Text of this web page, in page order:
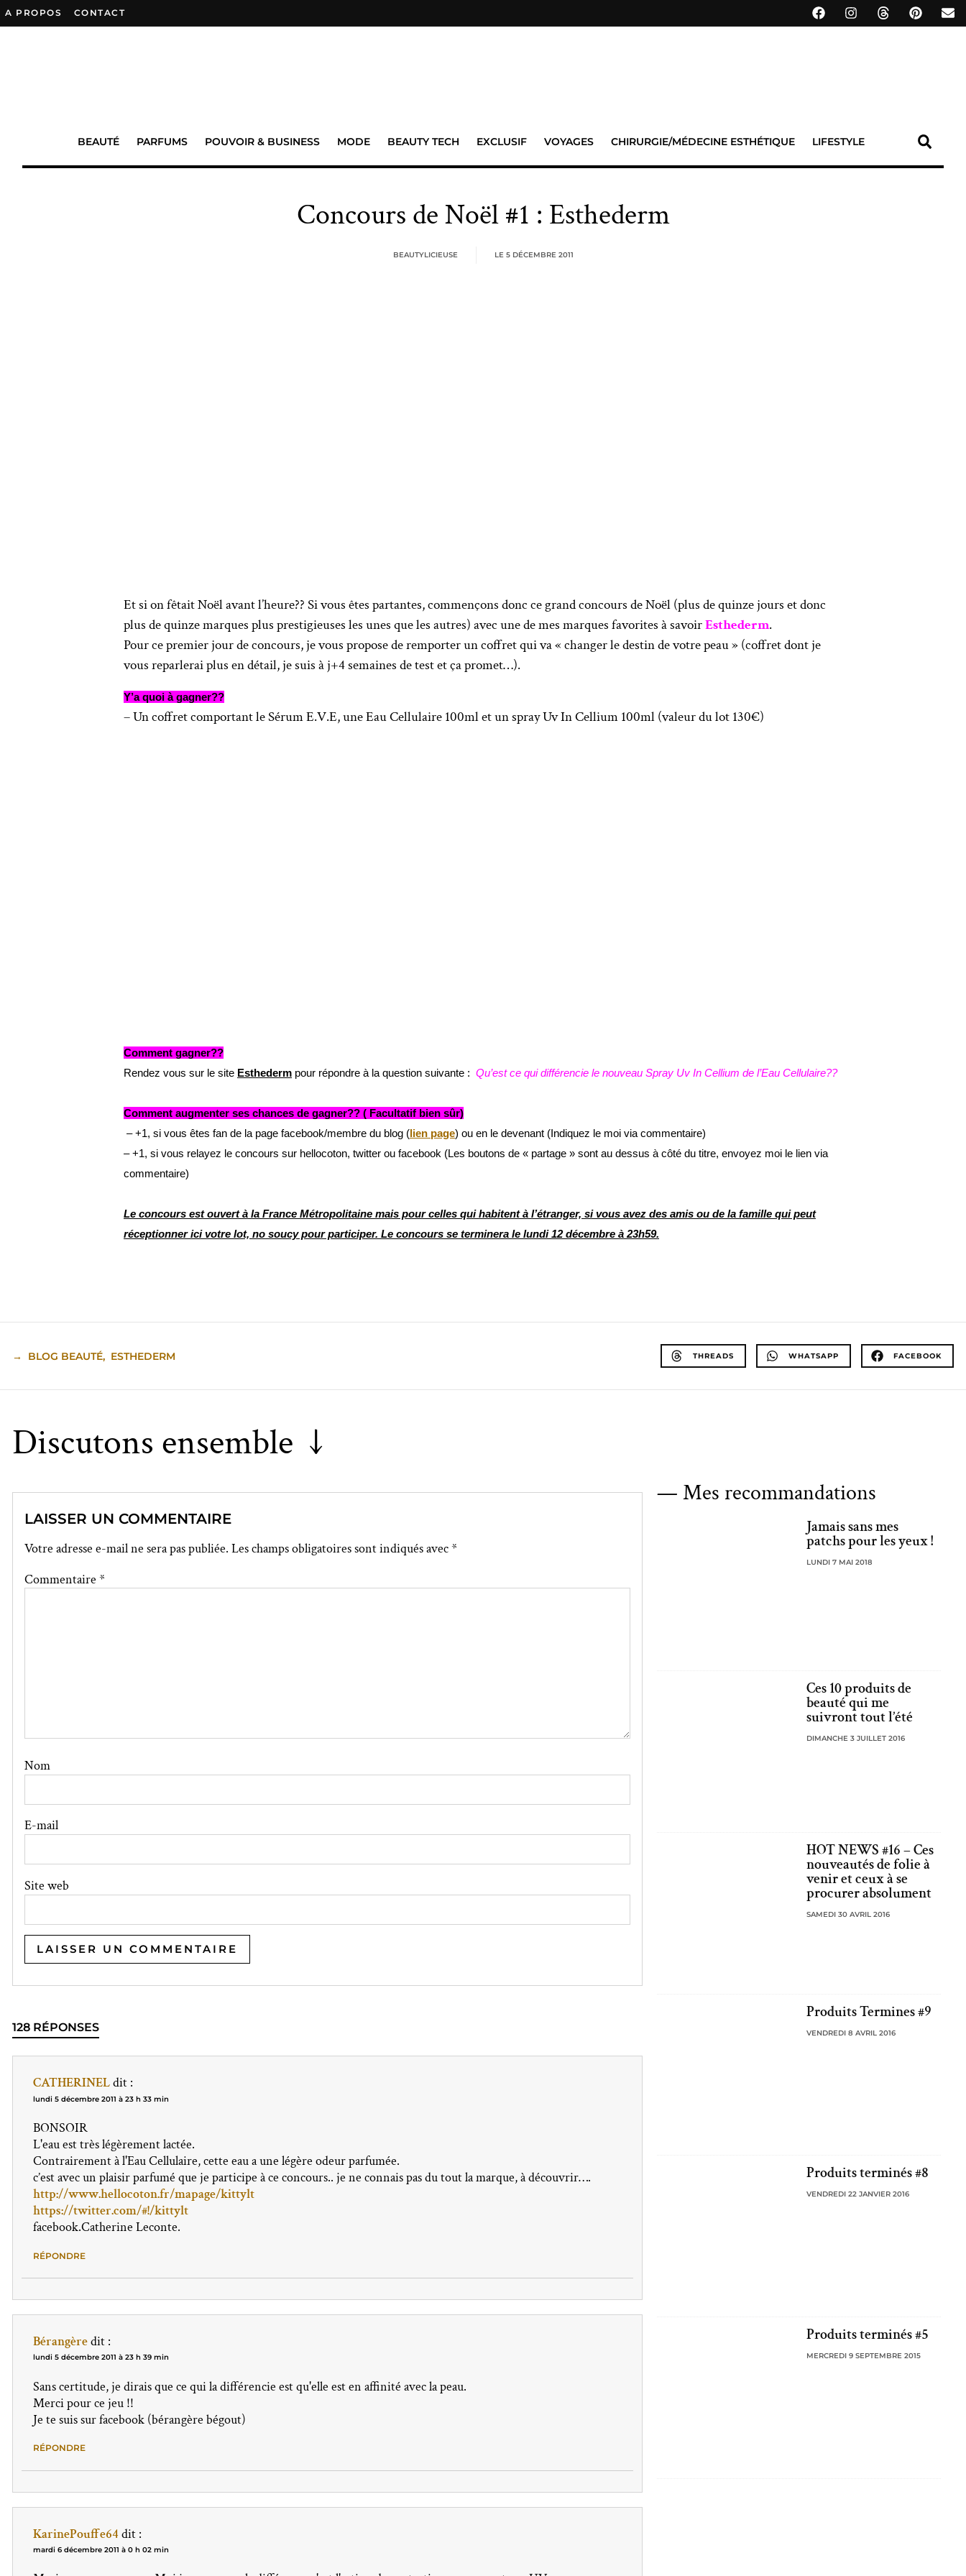
A PROPOS CONTACT
BEAUTÉ PARFUMS POUVOIR & BUSINESS MODE BEAUTY TECH EXCLUSIF VOYAGES CHIRURGIE/MÉDECINE ESTHÉTIQUE LIFESTYLE
Concours de Noël #1 : Esthederm
BEAUTYLICIEUSE LE 5 DÉCEMBRE 2011
Et si on fêtait Noël avant l’heure?? Si vous êtes partantes, commençons donc ce grand concours de Noël (plus de quinze jours et donc
plus de quinze marques plus prestigieuses les unes que les autres) avec une de mes marques favorites à savoirEsthederm.
Pour ce premier jour de concours, je vous propose de remporter un coffret qui va « changer le destin de votre peau » (coffret dont je
vous reparlerai plus en détail, je suis à j+4 semaines de test et ça promet…).
Y’a quoi à gagner??
– Un coffret comportant le Sérum E.V.E, une Eau Cellulaire 100ml et un spray Uv In Cellium 100ml (valeur du lot 130€)
Comment gagner??
Rendez vous sur le site Esthederm pour répondre à la question suivante : Qu’est ce qui différencie le nouveau Spray Uv In Cellium de l’Eau Cellulaire??
Comment augmenter ses chances de gagner?? ( Facultatif bien sûr)
– +1, si vous êtes fan de la page facebook/membre du blog (lien page) ou en le devenant (Indiquez le moi via commentaire)
– +1, si vous relayez le concours sur hellocoton, twitter ou facebook (Les boutons de « partage » sont au dessus à côté du titre, envoyez moi le lien via
commentaire)
Le concours est ouvert à la France Métropolitaine mais pour celles qui habitent à l’étranger, si vous avez des amis ou de la famille qui peut
réceptionner ici votre lot, no soucy pour participer. Le concours se terminera le lundi 12 décembre à 23h59.
→ BLOG BEAUTÉ, ESTHEDERM THREADS WHATSAPP FACEBOOK
Discutons ensemble ↓
LAISSER UN COMMENTAIRE
Votre adresse e-mail ne sera pas publiée. Les champs obligatoires sont indiqués avec*
Commentaire *
Nom
E-mail
Site web
128 RÉPONSES
CATHERINELdit :
lundi 5 décembre 2011 à 23 h 33 min
BONSOIR
L'eau est très légèrement lactée.
Contrairement à l'Eau Cellulaire, cette eau a une légère odeur parfumée.
c’est avec un plaisir parfumé que je participe à ce concours.. je ne connais pas du tout la marque, à découvrir….
http://www.hellocoton.fr/mapage/kittylt
https://twitter.com/#!/kittylt
facebook.Catherine Leconte.
RÉPONDRE
Bérangèredit :
lundi 5 décembre 2011 à 23 h 39 min
Sans certitude, je dirais que ce qui la différencie est qu'elle est en affinité avec la peau.
Merci pour ce jeu !!
Je te suis sur facebook (bérangère bégout)
RÉPONDRE
KarinePouffe64dit :
mardi 6 décembre 2011 à 0 h 02 min
— Mes recommandations
Jamais sans mes
patchs pour les yeux !
LUNDI 7 MAI 2018
Ces 10 produits de
beauté qui me
suivront tout l’été
DIMANCHE 3 JUILLET 2016
HOT NEWS #16 – Ces
nouveautés de folie à
venir et ceux à se
procurer absolument
SAMEDI 30 AVRIL 2016
Produits Termines #9
VENDREDI 8 AVRIL 2016
Produits terminés #8
VENDREDI 22 JANVIER 2016
Produits terminés #5
MERCREDI 9 SEPTEMBRE 2015